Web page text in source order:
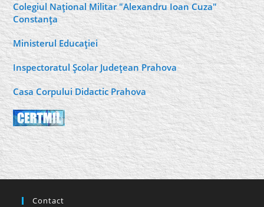
Colegiul Naţional Militar "Alexandru Ioan Cuza"
Constanţa
Ministerul Educaţiei
Inspectoratul Şcolar Judeţean Prahova
Casa Corpului Didactic Prahova
Contact